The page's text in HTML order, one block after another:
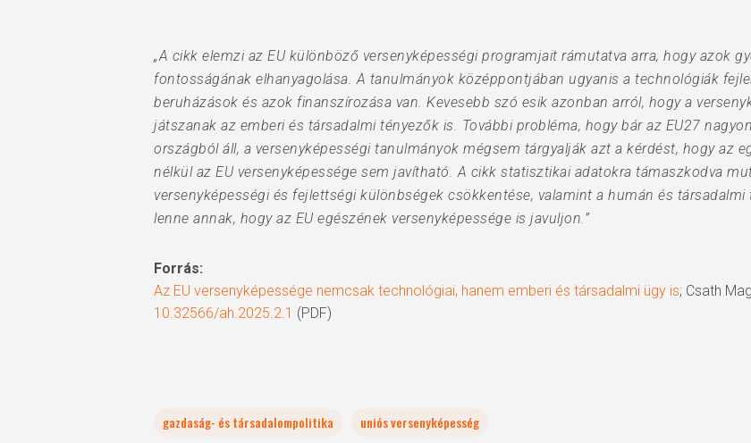
„A cikk elemzi az EU különböző versenyképességi programjait rámutatva arra, hogy azok
fontosságának elhanyagolása. A tanulmányok középpontjában ugyanis a technológiák
beruházások és azok finanszírozása van. Kevesebb szó esik azonban arról, hogy a
játszanak az emberi és társadalmi tényezők is. További probléma, hogy bár az EU27
országból áll, a versenyképességi tanulmányok mégsem tárgyalják azt a kérdést, hogy az
nélkül az EU versenyképessége sem javítható. A cikk statisztikai adatokra támaszkodva
versenyképességi és fejlettségi különbségek csökkentése, valamint a humán és
lenne annak, hogy az EU egészének versenyképessége is javuljon.”
Forrás:
Az EU versenyképessége nemcsak technológiai, hanem emberi és társadalmi ügy is; Csath
10.32566/ah.2025.2.1 (PDF)
gazdaság- és társadalompolitika uniós versenyképesség